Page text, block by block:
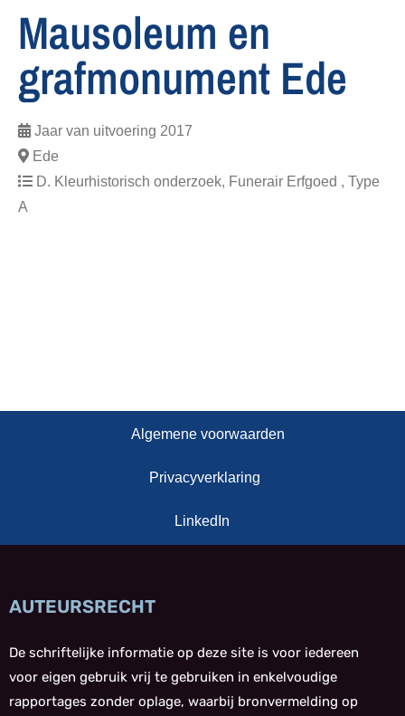
Mausoleum en
grafmonument Ede
Jaar van uitvoering 2017
Ede
D. Kleurhistorisch onderzoek, Funerair Erfgoed , Type
A
Algemene voorwaarden
Privacyverklaring
LinkedIn
AUTEURSRECHT
De schriftelijke informatie op deze site is voor iedereen
voor eigen gebruik vrij te gebruiken in enkelvoudige
rapportages zonder oplage, waarbij bronvermelding op